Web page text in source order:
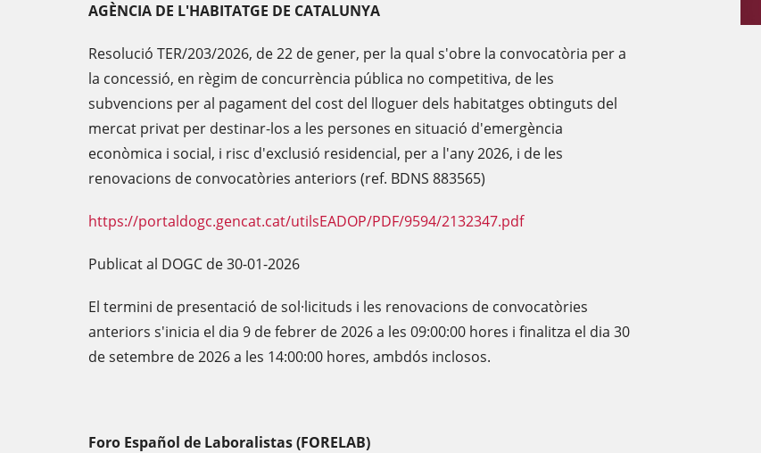
AGÈNCIA DE L'HABITATGE DE CATALUNYA
Resolució TER/203/2026, de 22 de gener, per la qual s'obre la convocatòria per a
la concessió, en règim de concurrència pública no competitiva, de les
subvencions per al pagament del cost del lloguer dels habitatges obtinguts del
mercat privat per destinar-los a les persones en situació d'emergència
econòmica i social, i risc d'exclusió residencial, per a l'any 2026, i de les
renovacions de convocatòries anteriors (ref. BDNS 883565)
https://portaldogc.gencat.cat/utilsEADOP/PDF/9594/2132347.pdf
Publicat al DOGC de 30-01-2026
El termini de presentació de sol·licituds i les renovacions de convocatòries
anteriors s'inicia el dia 9 de febrer de 2026 a les 09:00:00 hores i finalitza el dia 30
de setembre de 2026 a les 14:00:00 hores, ambdós inclosos.
Foro Español de Laboralistas (FORELAB)